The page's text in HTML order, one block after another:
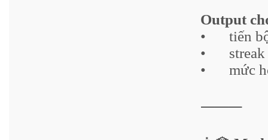
Output
•
tiến
•
•
mức
⸻